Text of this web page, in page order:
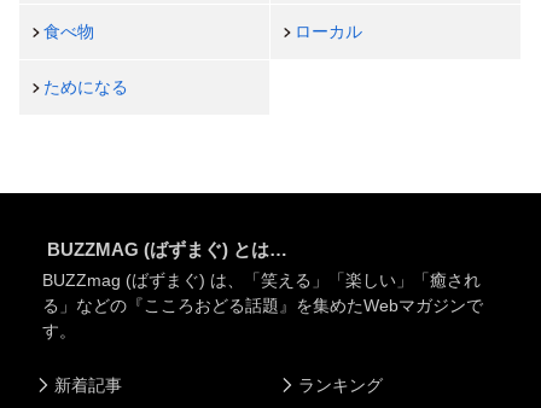
食べ物 ローカル
ためになる
BUZZMAG (ばずまぐ) とは…
BUZZmag (ばずまぐ) は、「笑える」「楽しい」「癒され
る」などの『こころおどる話題』を集めたWebマガジンで
す。
新着記事 ランキング